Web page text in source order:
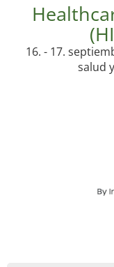
16. - 17.
salud
Sectores de